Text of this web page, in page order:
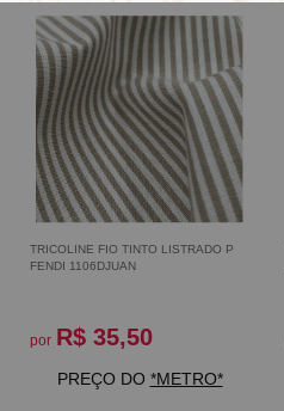
TRICOLINE FIO TINTO LISTRADO P
FENDI 1106DJUAN
por R$ 35,50
PREÇO DO *METRO*